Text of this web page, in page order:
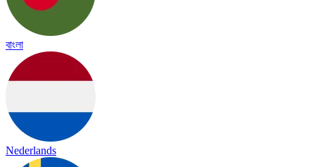
বাংলা
Nederlands